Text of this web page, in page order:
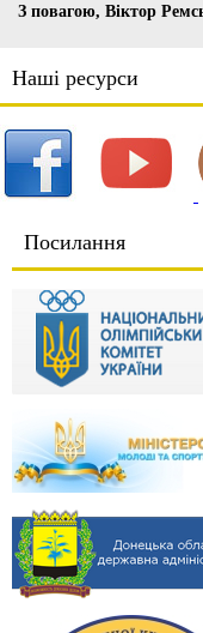
З повагою, Віктор
Наші ресурси
Посилання